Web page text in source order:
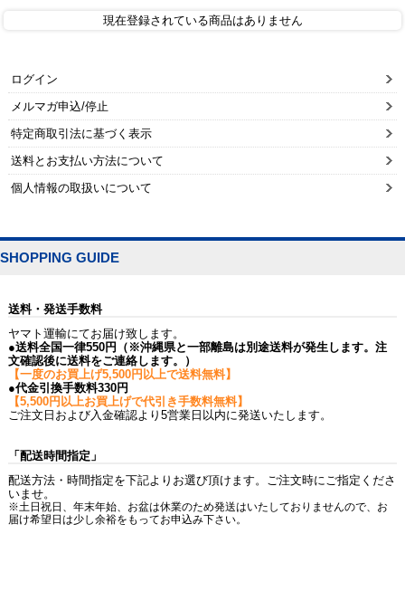
現在登録されている商品はありません
ログイン
メルマガ申込/停止
特定商取引法に基づく表示
送料とお支払い方法について
個人情報の取扱いについて
SHOPPING GUIDE
送料・発送手数料
ヤマト運輸にてお届け致します。
●送料全国一律550円（※沖縄県と一部離島は別途送料が発生します。注
文確認後に送料をご連絡します。）
【一度のお買上げ5,500円以上で送料無料】
●代金引換手数料330円
【5,500円以上お買上げで代引き手数料無料】
ご注文日および入金確認より5営業日以内に発送いたします。
「配送時間指定」
配送方法・時間指定を下記よりお選び頂けます。ご注文時にご指定くださ
いませ。
※土日祝日、年末年始、お盆は休業のため発送はいたしておりませんので、お
届け希望日は少し余裕をもってお申込み下さい。